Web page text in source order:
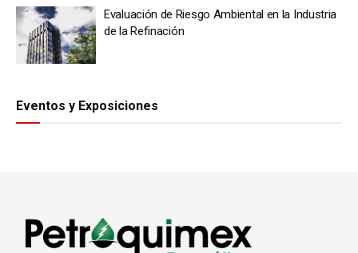
Evaluación de Riesgo Ambiental en la Industria
de la Refinación
Eventos y Exposiciones